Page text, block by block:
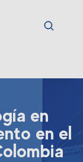
en
en el